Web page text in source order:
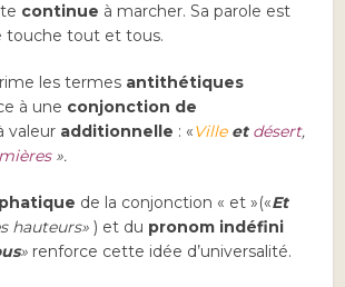
continue à marcher. Sa parole est
touche tout et tous.
les termes antithétiques
à une conjonction de
valeur additionnelle : «Ville et désert,
».
de la conjonction « et »(«Et
hauteurs» ) et du pronom indéfini
» renforce cette idée d’universalité.